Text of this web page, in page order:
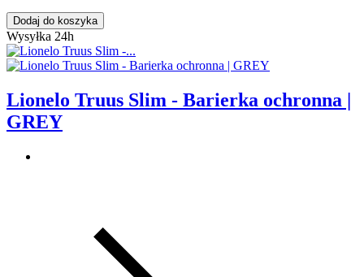
Dodaj do koszyka
Wysyłka 24h
Lionelo Truus Slim - Barierka ochronna |
GREY